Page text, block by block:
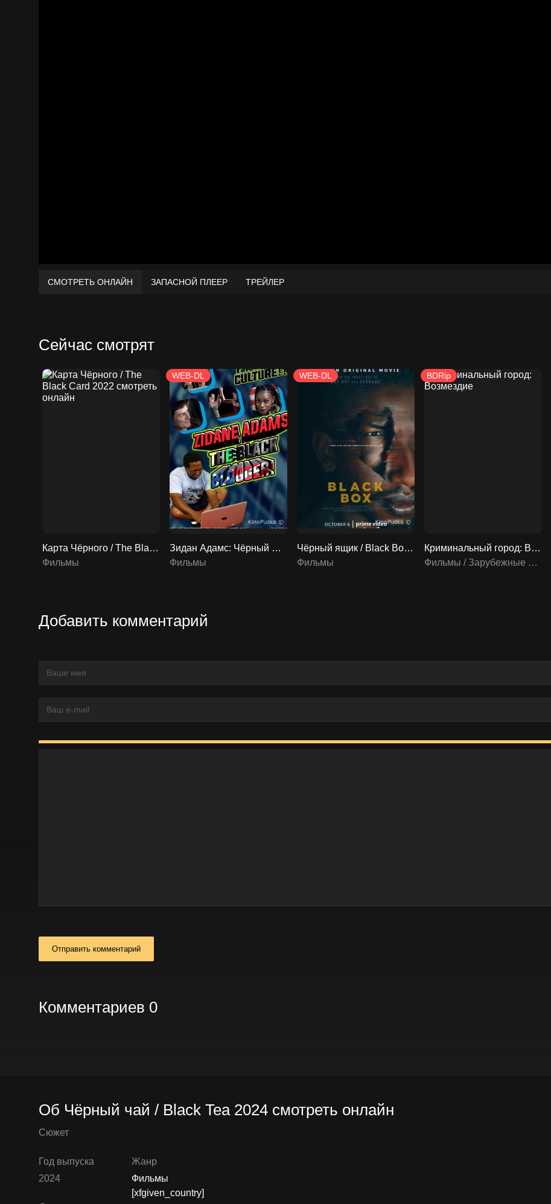
СМОТРЕТЬ ОНЛАЙН ЗАПАСНОЙ ПЛЕЕР ТРЕЙЛЕР
Сейчас смотрят
Карта Чёрного / The Black Card 2022 смотреть онлайн
Фильмы
WEB-DL
Зидан Адамс: Чёрный Блоггер / Zidane Adams: The Black Blogger! 2021 смотреть онлайн
Фильмы
WEB-DL
Чёрный ящик / Black Box 2020 смотреть онлайн
Фильмы
BDRip
Криминальный город: Возмездие
Фильмы / Зарубежные фильмы
Добавить комментарий
Отправить комментарий
Комментариев 0
Об Чёрный чай / Black Tea 2024 смотреть онлайн
Сюжет
Год выпуска
2024
Жанр
Фильмы
[xfgiven_country]